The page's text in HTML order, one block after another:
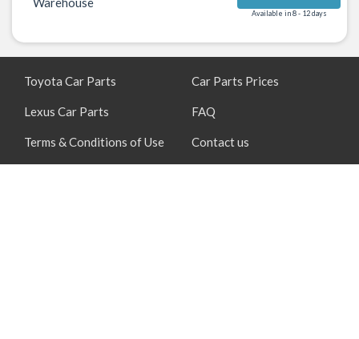
Available in 8 - 12 days
Toyota Car Parts
Lexus Car Parts
Terms & Conditions of Use
Car Parts Prices
FAQ
Contact us